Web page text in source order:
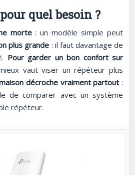
quel besoin ?
morte: un modèle simple peut
plus grande : il faut davantage de
Pour garder un bon confort sur
vaut viser un répéteur plus
décroche vraiment partout :
de comparer avec un système
répéteur.